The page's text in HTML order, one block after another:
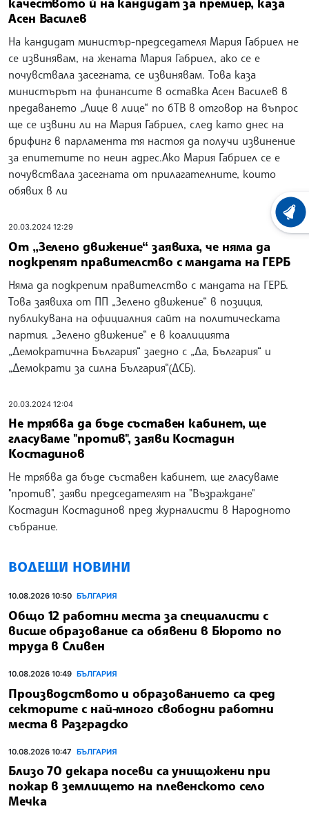
качеството ѝ на кандидат за премиер, каза
Асен Василев
На кандидат министър-председателя Мария Габриел не
се извинявам, на жената Мария Габриел, ако се е
почувствала засегната, се извинявам. Това каза
министърът на финансите в оставка Асен Василев в
предаването „Лице в лице“ по бТВ в отговор на въпрос
ще се извини ли на Мария Габриел, след като днес на
брифинг в парламента тя настоя да получи извинение
за епитетите по неин адрес.Ако Мария Габриел се е
почувствала засегната от прилагателните, които
обявих в ли
20.03.2024 12:29
От „Зелено движение“ заявиха, че няма да
подкрепят правителство с мандата на ГЕРБ
Няма да подкрепим правителство с мандата на ГЕРБ.
Това заявиха от ПП „Зелено движение“ в позиция,
публикувана на официалния сайт на политическата
партия. „Зелено движение“ е в коалицията
„Демократична България“ заедно с „Да, България“ и
„Демократи за силна България“(ДСБ).
20.03.2024 12:04
Не трябва да бъде съставен кабинет, ще
гласуваме "против", заяви Костадин
Костадинов
Не трябва да бъде съставен кабинет, ще гласуваме
"против", заяви председателят на "Възраждане"
Костадин Костадинов пред журналисти в Народното
събрание.
ВОДЕЩИ НОВИНИ
10.08.2026 10:50 БЪЛГАРИЯ
Общо 12 работни места за специалисти с
висше образование са обявени в Бюрото по
труда в Сливен
10.08.2026 10:49 БЪЛГАРИЯ
Производството и образованието са сред
секторите с най-много свободни работни
места в Разградско
10.08.2026 10:47 БЪЛГАРИЯ
Близо 70 декара посеви са унищожени при
пожар в землището на плевенското село
Мечка